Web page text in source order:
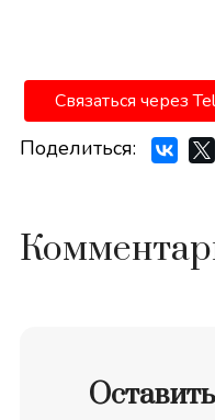
Связаться через
Поделиться: